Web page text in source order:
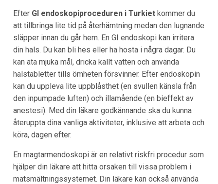
Efter GI endoskopiproceduren i Turkietkommer du
att tillbringa lite tid på återhämtning medan den lugnande
släpper innan du går hem. En GI endoskopi kan irritera
din hals. Du kan bli hes eller ha hosta i några dagar. Du
kan äta mjuka mål, dricka kallt vatten och använda
halstabletter tills ömheten försvinner. Efter endoskopin
kan du uppleva lite uppblåsthet (en svullen känsla från
den inpumpade luften) och illamående (en bieffekt av
anestesi). Med din läkare godkännande ska du kunna
återuppta dina vanliga aktiviteter, inklusive att arbeta och
köra, dagen efter.
En magtarmendoskopi är en relativt riskfri procedur som
hjälper din läkare att hitta orsaken till vissa problem i
matsmältningssystemet. Din läkare kan också använda